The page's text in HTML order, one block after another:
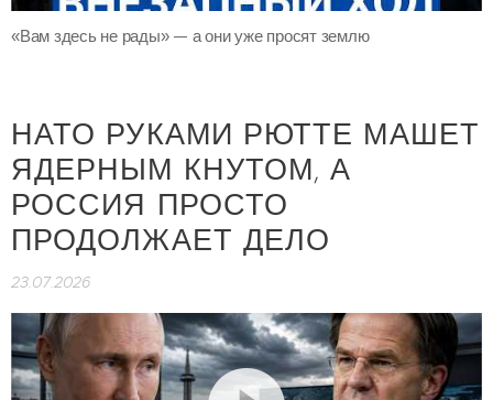
«Вам здесь не рады» — а они уже просят землю
НАТО РУКАМИ РЮТТЕ МАШЕТ
ЯДЕРНЫМ КНУТОМ, А
РОССИЯ ПРОСТО
ПРОДОЛЖАЕТ ДЕЛО
23.07.2026